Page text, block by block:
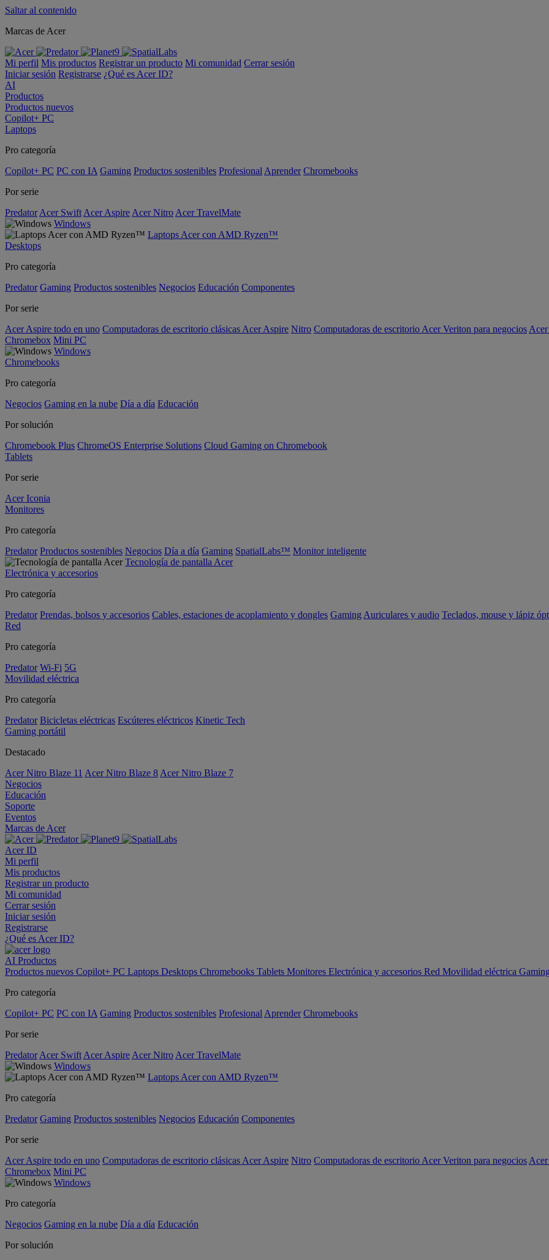
Saltar al contenido
Marcas de Acer
Mi perfil Mis productos Registrar un producto Mi comunidad Cerrar sesión
Iniciar sesión Registrarse ¿Qué es Acer ID?
AI
Productos
Productos nuevos
Copilot+ PC
Laptops
Pro categoría
Copilot+ PC PC con IA Gaming Productos sostenibles Profesional Aprender Chromebooks
Por serie
Predator Acer Swift Acer Aspire Acer Nitro Acer TravelMate
Windows
Laptops Acer con AMD Ryzen™
Desktops
Pro categoría
Predator Gaming Productos sostenibles Negocios Educación Componentes
Por serie
Acer Aspire todo en uno Computadoras de escritorio clásicas Acer Aspire Nitro Computadoras de escritorio Acer Veriton para negocios
Chromebox Mini PC
Windows
Chromebooks
Pro categoría
Negocios Gaming en la nube Día a día Educación
Por solución
Chromebook Plus ChromeOS Enterprise Solutions Cloud Gaming on Chromebook
Tablets
Por serie
Acer Iconia
Monitores
Pro categoría
Predator Productos sostenibles Negocios Día a día Gaming SpatialLabs™ Monitor inteligente
Tecnología de pantalla Acer
Electrónica y accesorios
Pro categoría
Predator Prendas, bolsos y accesorios Cables, estaciones de acoplamiento y dongles Gaming Auriculares y audio Teclados, mouse y lápiz
Red
Pro categoría
Predator Wi-Fi 5G
Movilidad eléctrica
Pro categoría
Predator Bicicletas eléctricas Escúteres eléctricos Kinetic Tech
Gaming portátil
Destacado
Acer Nitro Blaze 11 Acer Nitro Blaze 8 Acer Nitro Blaze 7
Negocios
Educación
Soporte
Eventos
Marcas de Acer
Acer ID
Mi perfil
Mis productos
Registrar un producto
Mi comunidad
Cerrar sesión
Iniciar sesión
Registrarse
¿Qué es Acer ID?
AI Productos
Productos nuevos Copilot+ PC Laptops Desktops Chromebooks Tablets Monitores Electrónica y accesorios Red Movilidad eléctrica
Pro categoría
Copilot+ PC PC con IA Gaming Productos sostenibles Profesional Aprender Chromebooks
Por serie
Predator Acer Swift Acer Aspire Acer Nitro Acer TravelMate
Windows
Laptops Acer con AMD Ryzen™
Pro categoría
Predator Gaming Productos sostenibles Negocios Educación Componentes
Por serie
Acer Aspire todo en uno Computadoras de escritorio clásicas Acer Aspire Nitro Computadoras de escritorio Acer Veriton para negocios
Chromebox Mini PC
Windows
Pro categoría
Negocios Gaming en la nube Día a día Educación
Por solución